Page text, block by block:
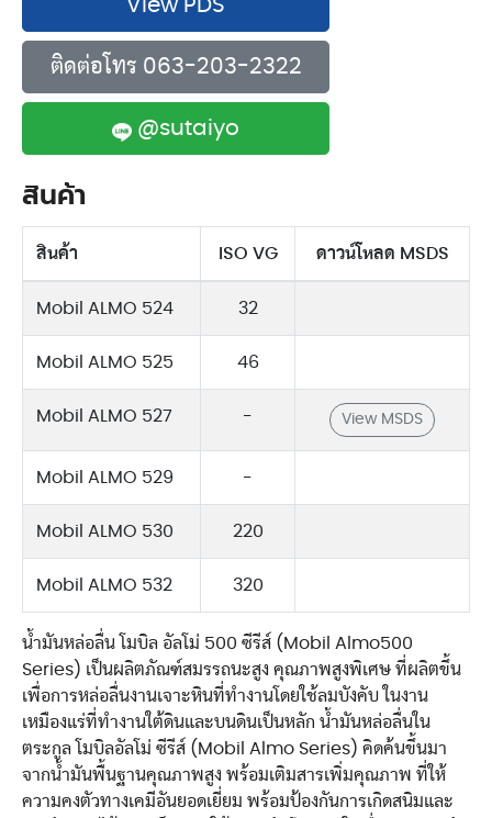
View PDS
ติดต่อโทร 063-203-2322
@sutaiyo
สินค้า
สินค้า ISO VG ดาวน์โหลด MSDS
Mobil ALMO 524 32
Mobil ALMO 525 46
Mobil ALMO 527 - View MSDS
Mobil ALMO 529 -
Mobil ALMO 530 220
Mobil ALMO 532 320
น้ำมันหล่อลื่น โมบิล อัลโม่ 500 ซีรีส์ (Mobil Almo500
Series) เป็นผลิตภัณฑ์สมรรถนะสูง คุณภาพสูงพิเศษ ที่ผลิตขึ้น
เพื่อการหล่อลื่นงานเจาะหินที่ทำงานโดยใช้ลมบังคับ ในงาน
เหมืองแร่ที่ทำงานใต้ดินและบนดินเป็นหลัก น้ำมันหล่อลื่นใน
ตระกูล โมบิลอัลโม่ ซีรีส์ (Mobil Almo Series) คิดค้นขึ้นมา
จากน้ำมันพื้นฐานคุณภาพสูง พร้อมเติมสารเพิ่มคุณภาพ ที่ให้
ความคงตัวทางเคมีอันยอดเยี่ยม พร้อมป้องกันการเกิดสนิมและ